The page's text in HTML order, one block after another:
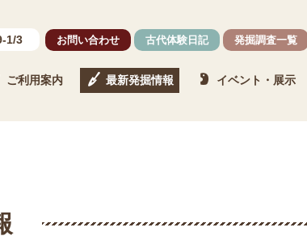
1/3 お問い合わせ 古代体験日記 発掘調査一覧
ご利用案内 最新発掘情報 イベント・展示